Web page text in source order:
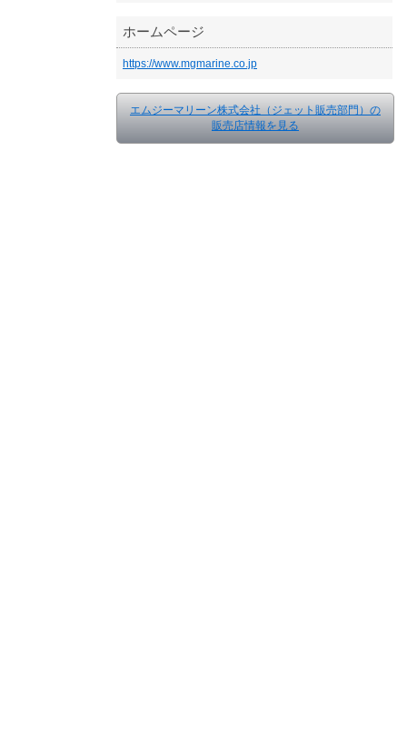
ホームページ
https://www.mgmarine.co.jp
エムジーマリーン株式会社（ジェット販売部門）の
販売店情報を見る